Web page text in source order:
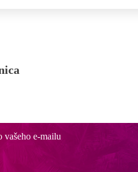
vašeho e-mailu